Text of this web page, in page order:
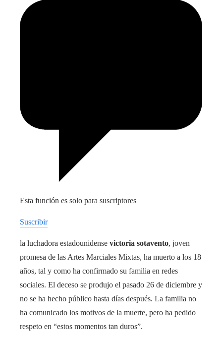
Esta función es solo para suscriptores
Suscribir
la luchadora estadounidense victoria sotavento, joven
promesa de las Artes Marciales Mixtas, ha muerto a los 18
años, tal y como ha confirmado su familia en redes
sociales. El deceso se produjo el pasado 26 de diciembre y
no se ha hecho público hasta días después. La familia no
ha comunicado los motivos de la muerte, pero ha pedido
respeto en “estos momentos tan duros”.